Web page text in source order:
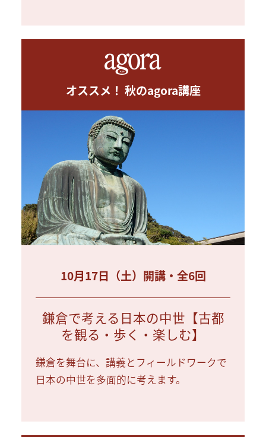
オススメ！ 秋のagora講座
10月17日（土）開講・全6回
鎌倉で考える日本の中世【古都
を観る・歩く・楽しむ】
鎌倉を舞台に、講義とフィールドワークで
日本の中世を多面的に考えます。